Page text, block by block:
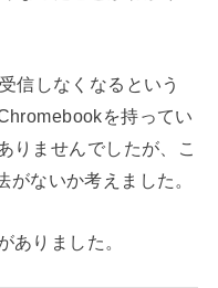
信しなくなるという
を持ってい
りませんでしたが、こ
ないか考えました。
ありました。